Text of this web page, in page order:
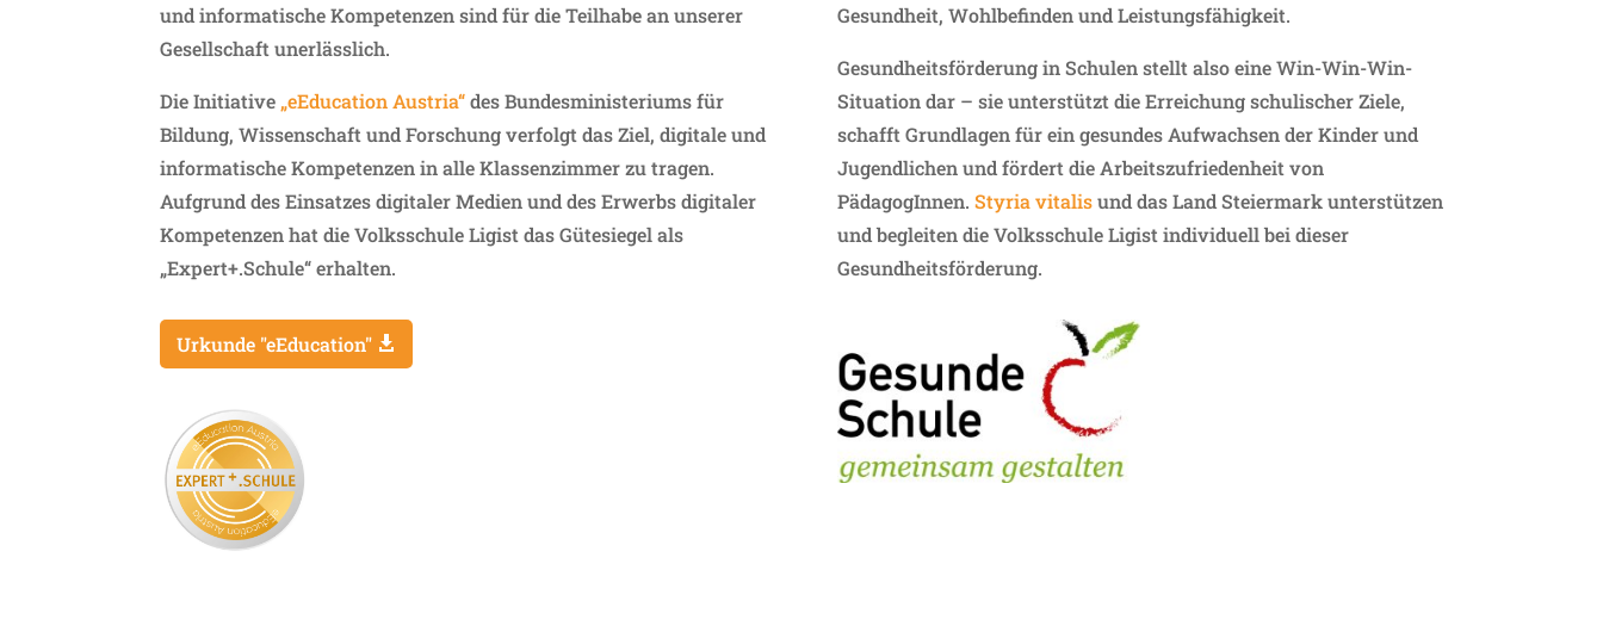
und informatische Kompetenzen sind für die Teilhabe an unserer
Gesellschaft unerlässlich.
Die Initiative „eEducation Austria“des Bundesministeriums für
Bildung, Wissenschaft und Forschung verfolgt das Ziel, digitale und
informatische Kompetenzen in alle Klassenzimmer zu tragen.
Aufgrund des Einsatzes digitaler Medien und des Erwerbs digitaler
Kompetenzen hat die Volksschule Ligist das Gütesiegel als
„Expert+.Schule“ erhalten.
Urkunde "eEducation"
Gesundheit, Wohlbefinden und Leistungsfähigkeit.
Gesundheitsförderung in Schulen stellt also eine Win-Win-Win-
Situation dar – sie unterstützt die Erreichung schulischer Ziele,
schafft Grundlagen für ein gesundes Aufwachsen der Kinder und
Jugendlichen und fördert die Arbeitszufriedenheit von
PädagogInnen. Styria vitalisund das Land Steiermark unterstützen
und begleiten die Volksschule Ligist individuell bei dieser
Gesundheitsförderung.